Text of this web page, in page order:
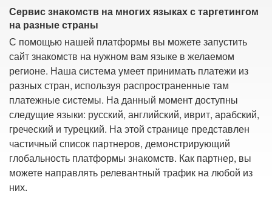
Сервис знакомств на многих языках с таргетингом
на разные страны
С помощью нашей платформы вы можете запустить
сайт знакомств на нужном вам языке в желаемом
регионе. Наша система умеет принимать платежи из
разных стран, используя распространенные там
платежные системы. На данный момент доступны
следущие языки: русский, английский, иврит, арабский,
греческий и турецкий. На этой странице представлен
частичный список партнеров, демонстрирующий
глобальность платформы знакомств. Как партнер, вы
можете направлять релевантный трафик на любой из
них.